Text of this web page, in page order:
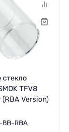
стекло
TFV8
(RBA Version)
RBA